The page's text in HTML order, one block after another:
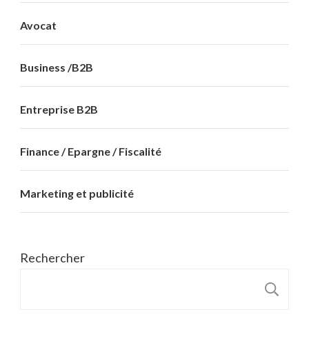
Avocat
Business /B2B
Entreprise B2B
Finance / Epargne / Fiscalité
Marketing et publicité
Rechercher